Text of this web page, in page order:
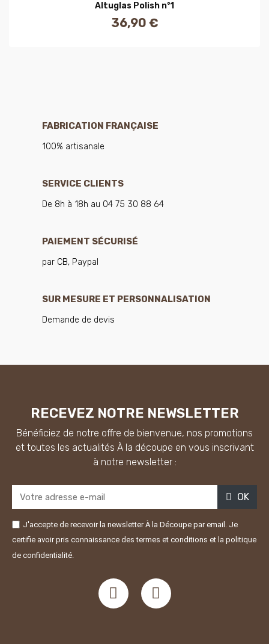
Altuglas Polish n°1
Prix
36,90 €
FABRICATION FRANÇAISE
100% artisanale
SERVICE CLIENTS
De 8h à 18h au 04 75 30 88 64
PAIEMENT SÉCURISÉ
par CB, Paypal
SUR MESURE ET PERSONNALISATION
Demande de devis
RECEVEZ NOTRE NEWSLETTER
Bénéficiez de notre offre de bienvenue, nos promotions
et toutes les actualités À la découpe en vous inscrivant
à notre newsletter :
OK
J'accepte de recevoir la newsletter À la Découpe par email. Je
certifie avoir pris connaissance des termes et conditions et la politique
de confidentialité.